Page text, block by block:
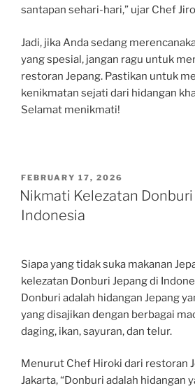
santapan sehari-hari,” ujar Chef
Jadi, jika Anda sedang
yang spesial, jangan ragu untuk
restoran Jepang. Pastikan untuk
kenikmatan sejati dari hidangan
Selamat menikmati!
POSTED
ON
FEBRUARY 17, 2026
Nikmati Kelezatan Donburi
Indonesia
Siapa yang tidak suka makanan
kelezatan Donburi Jepang di
Donburi adalah hidangan Jepang
yang disajikan dengan berbagai
daging, ikan, sayuran, dan telur.
Menurut Chef Hiroki dari restoran
Jakarta, “Donburi adalah hidangan